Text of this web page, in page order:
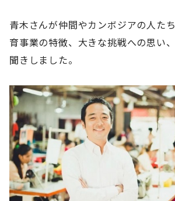
青木さんが仲間やカンボジアの人た
育事業の特徴、大きな挑戦への思い
聞きしました。